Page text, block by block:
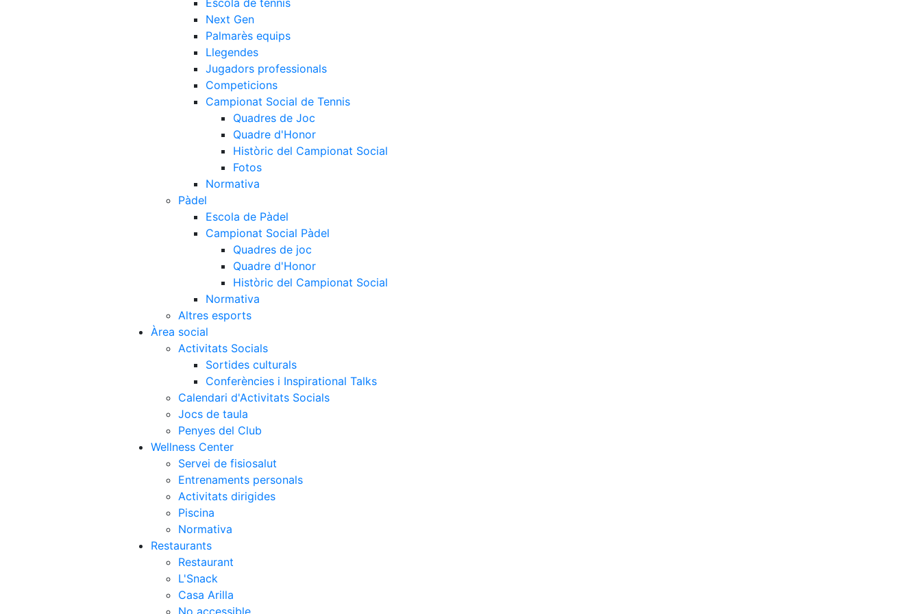
Escola de tennis
Next Gen
Palmarès equips
Llegendes
Jugadors professionals
Competicions
Campionat Social de Tennis
Quadres de Joc
Quadre d'Honor
Històric del Campionat Social
Fotos
Normativa
Pàdel
Escola de Pàdel
Campionat Social Pàdel
Quadres de joc
Quadre d'Honor
Històric del Campionat Social
Normativa
Altres esports
Àrea social
Activitats Socials
Sortides culturals
Conferències i Inspirational Talks
Calendari d'Activitats Socials
Jocs de taula
Penyes del Club
Wellness Center
Servei de fisiosalut
Entrenaments personals
Activitats dirigides
Piscina
Normativa
Restaurants
Restaurant
L'Snack
Casa Arilla
No accessible